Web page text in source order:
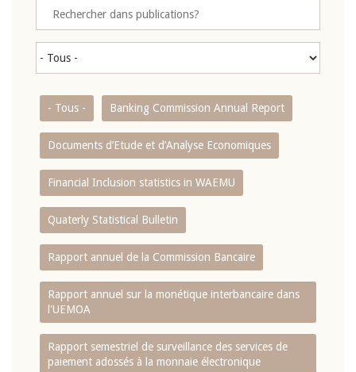
- Tous - Banking Commission Annual Report
Documents d’Etude et d’Analyse Economiques
Financial Inclusion statistics in WAEMU
Quaterly Statistical Bulletin
Rapport annuel de la Commission Bancaire
Rapport annuel sur la monétique interbancaire dans
l'UEMOA
Rapport semestriel de surveillance des services de
paiement adossés à la monnaie électronique